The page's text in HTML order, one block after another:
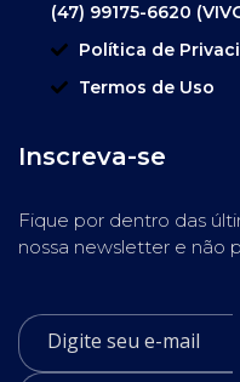
(47) 99175-6620
Política de
Termos de Uso
Inscreva-se
Fique por dentro das
nossa newsletter e não